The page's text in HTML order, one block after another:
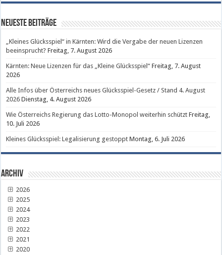
Neueste Beiträge
„Kleines Glücksspiel“ in Kärnten: Wird die Vergabe der neuen Lizenzen
beeinsprucht? Freitag, 7. August 2026
Kärnten: Neue Lizenzen für das „Kleine Glücksspiel“ Freitag, 7. August
2026
Alle Infos über Österreichs neues Glücksspiel-Gesetz / Stand 4. August
2026 Dienstag, 4. August 2026
Wie Österreichs Regierung das Lotto-Monopol weiterhin schützt Freitag,
10. Juli 2026
Kleines Glücksspiel: Legalisierung gestoppt Montag, 6. Juli 2026
Archiv
2026
2025
2024
2023
2022
2021
2020